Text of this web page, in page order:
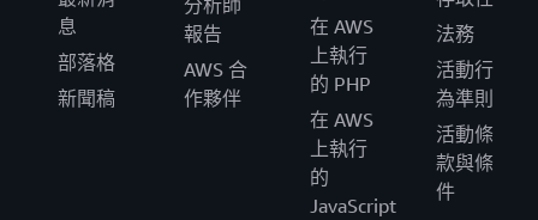
息
部落格
新聞稿
分析師
報告
AWS 合
作夥伴
在 AWS
上執行
的 PHP
在 AWS
上執行
的
JavaScript
法務
活動行
為準則
活動條
款與條
件